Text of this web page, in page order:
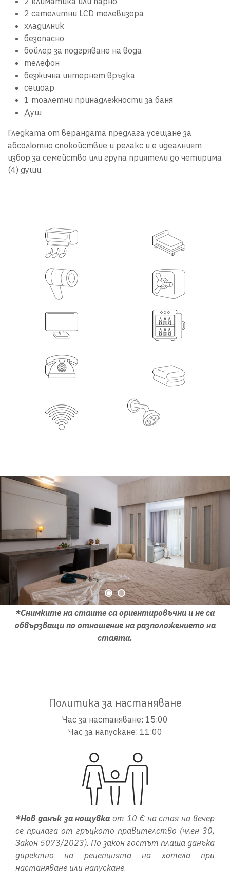
2 сателитни LCD телевизора
хладилник
безопасно
бойлер за подгряване на вода
телефон
безжична интернет връзка
сешоар
1 тоалетни принадлежности за баня
Душ
Гледката от верандата предлага усещане за
абсолютно спокойствие и релакс и е идеалният
избор за семейство или група приятели до четирима
(4) души.
*Снимките на стаите са ориентировъчни и не са
обвързващи по отношение на разположението на
стаята.
Политика за настаняване
Час за настаняване: 15:00
Час за напускане: 11:00
*Нов данък за нощувка от 10 € на стая на вечер
се прилага от гръцкото правителство (член 30,
Закон 5073/2023). По закон гостът плаща данъка
директно на рецепцията на хотела при
настаняване или напускане.